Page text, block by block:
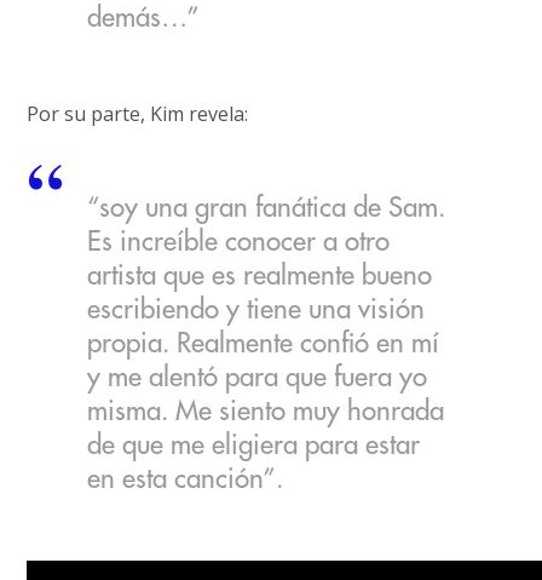
demás…”
Por su parte, Kim revela:
“soy una gran fanática de Sam.
Es increíble conocer a otro
artista que es realmente bueno
escribiendo y tiene una visión
propia. Realmente confió en mí
y me alentó para que fuera yo
misma. Me siento muy honrada
de que me eligiera para estar
en esta canción”.